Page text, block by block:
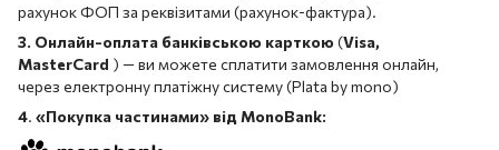
рахунок ФОП за реквізитами (рахунок-фактура).
3. Онлайн-оплата банківською карткою (Visa,
MasterCard ) — ви можете сплатити замовлення онлайн,
через електронну платіжну систему (Plata by mono)
4. «Покупка частинами» від MonoBank: